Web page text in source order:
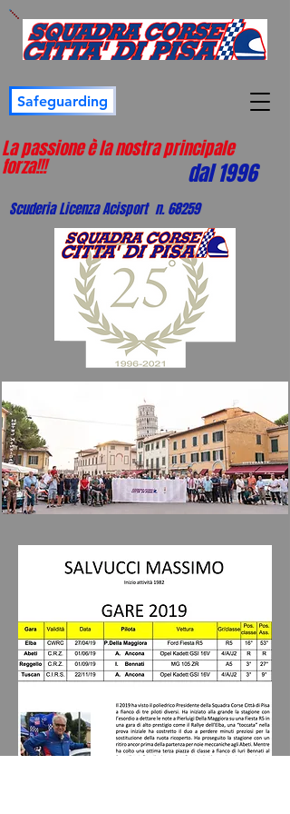
Safeguarding
La passione è la nostra principale
forza!!! dal 1996
Scuderia Licenza Acisport n. 68259